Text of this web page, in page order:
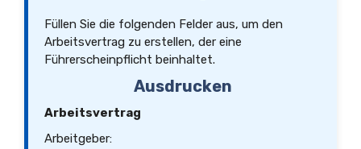
Füllen Sie die folgenden Felder aus, um den
Arbeitsvertrag zu erstellen, der eine
Führerscheinpflicht beinhaltet.
Ausdrucken
Arbeitsvertrag
Arbeitgeber: